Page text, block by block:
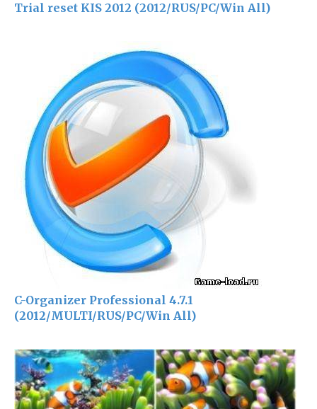
Trial reset KIS 2012 (2012/RUS/PC/Win All)
C-Organizer Professional 4.7.1
(2012/MULTI/RUS/PC/Win All)